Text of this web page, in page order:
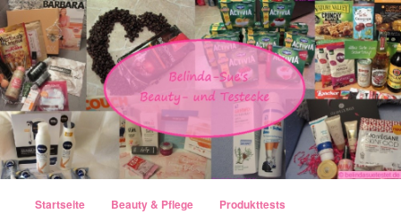
Zum Inhalt wechseln
Zum sekundären Inhalt wechseln
Startseite Beauty & Pflege Produkttests